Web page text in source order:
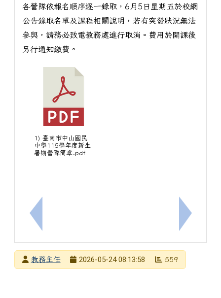
上一筆：(重要調查)有關115年本市校園數位內容與
各營隊依報名順序逐一錄取，6月5日星期五於校網
公告錄取名單及課程相關說明，若有突發狀況無法
參與，請務必致電教務處進行取消。費用於開課後
另行通知繳費。
1) 臺南市中山國民
中學115學年度新生
暑期營隊簡章.pdf
下一筆：
發布者教務主任
2026-05-24 08:13:58 559